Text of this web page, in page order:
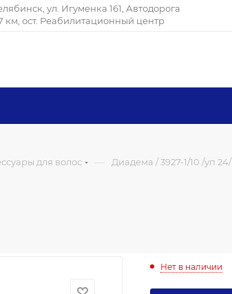
ул. Игуменка 161, Автодорога
км, ост. Реабилитационный центр
для волос — Диадема / 3927-1/10 /уп 24/
Нет в наличии